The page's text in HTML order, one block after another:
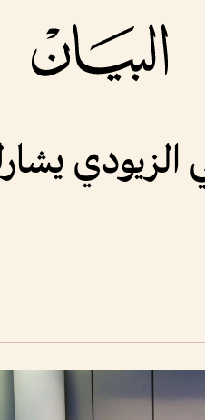
الزيودي